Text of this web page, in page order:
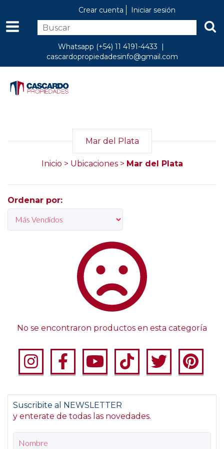
Crear cuenta Iniciar sesión
Whatsapp (+54) 11 4191-4433 |
cascardopropiedadesinfo@gmail.com
Mar del Plata
Inicio > Ubicaciones > Mar del Plata
Ordenar por:
No se encontraron productos en esta categoría
Suscribite al NEWSLETTER
y enterate de todas las novedades.